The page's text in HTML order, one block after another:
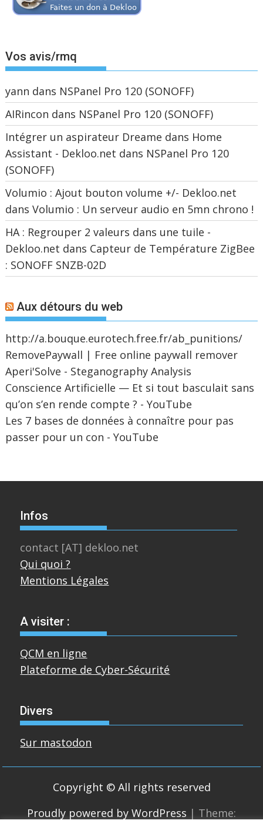
Vos avis/rmq
yann dans NSPanel Pro 120 (SONOFF)
AIRincon dans NSPanel Pro 120 (SONOFF)
Intégrer un aspirateur Dreame dans Home
Assistant - Dekloo.net dans NSPanel Pro 120
(SONOFF)
Volumio : Ajout bouton volume +/- Dekloo.net
dansVolumio : Un serveur audio en 5mn chrono !
HA : Regrouper 2 valeurs dans une tuile -
Dekloo.net dans Capteur de Température ZigBee
: SONOFF SNZB-02D
Aux détours du web
http://a.bouque.eurotech.free.fr/ab_punitions/
RemovePaywall | Free online paywall remover
Aperi'Solve - Steganography Analysis
Conscience Artificielle — Et si tout basculait sans
qu’on s’en rende compte ? - YouTube
Les 7 bases de données à connaître pour pas
passer pour un con - YouTube
Infos
contact [AT] dekloo.net
Qui quoi ?
Mentions Légales
A visiter :
QCM en ligne
Plateforme de Cyber-Sécurité
Divers
Sur mastodon
Copyright © All rights reserved
Proudly powered by WordPress | Theme: